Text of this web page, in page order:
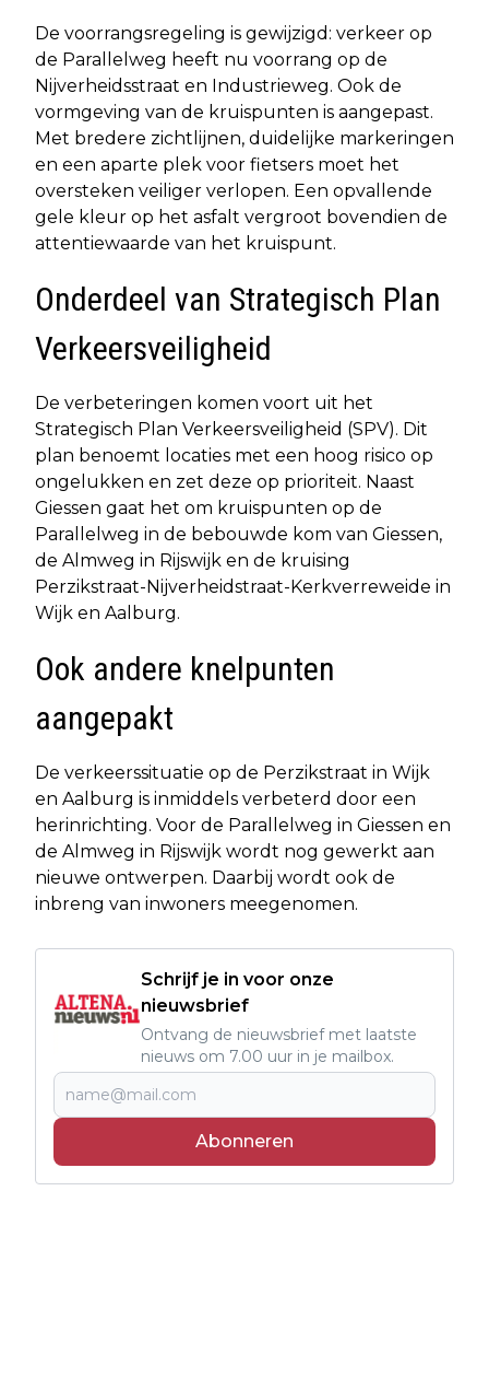
De voorrangsregeling is gewijzigd: verkeer op
de Parallelweg heeft nu voorrang op de
Nijverheidsstraat en Industrieweg. Ook de
vormgeving van de kruispunten is aangepast.
Met bredere zichtlijnen, duidelijke markeringen
en een aparte plek voor fietsers moet het
oversteken veiliger verlopen. Een opvallende
gele kleur op het asfalt vergroot bovendien de
attentiewaarde van het kruispunt.
Onderdeel van Strategisch Plan
Verkeersveiligheid
De verbeteringen komen voort uit het
Strategisch Plan Verkeersveiligheid (SPV). Dit
plan benoemt locaties met een hoog risico op
ongelukken en zet deze op prioriteit. Naast
Giessen gaat het om kruispunten op de
Parallelweg in de bebouwde kom van Giessen,
de Almweg in Rijswijk en de kruising
Perzikstraat-Nijverheidstraat-Kerkverreweide in
Wijk en Aalburg.
Ook andere knelpunten
aangepakt
De verkeerssituatie op de Perzikstraat in Wijk
en Aalburg is inmiddels verbeterd door een
herinrichting. Voor de Parallelweg in Giessen en
de Almweg in Rijswijk wordt nog gewerkt aan
nieuwe ontwerpen. Daarbij wordt ook de
inbreng van inwoners meegenomen.
Schrijf je in voor onze
nieuwsbrief
Ontvang de nieuwsbrief met laatste
nieuws om 7.00 uur in je mailbox.
Abonneren